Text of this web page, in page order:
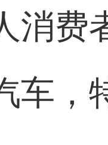
消费
车，